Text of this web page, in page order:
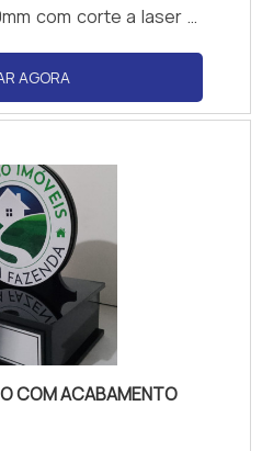
com corte a laser e
leve, elegante e
exclusivos, cortes
impecável.
AGORA
COM ACABAMENTO